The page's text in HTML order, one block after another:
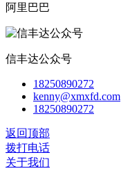
阿里巴巴
信丰达公众号
18250890272
kenny@xmxfd.com
18250890272
返回顶部
拨打电话
关于我们